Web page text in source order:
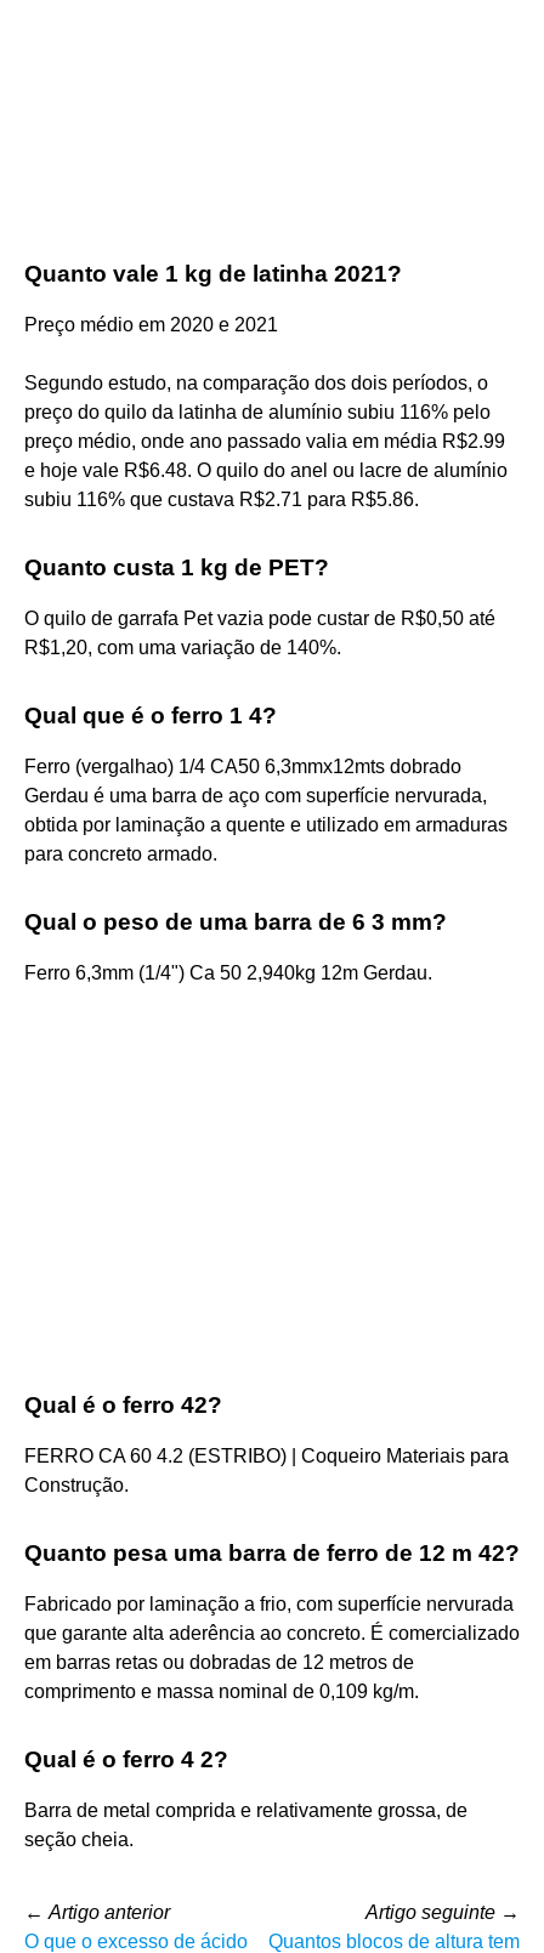
Quanto vale 1 kg de latinha 2021?
Preço médio em 2020 e 2021
Segundo estudo, na comparação dos dois períodos, o
preço do quilo da latinha de alumínio subiu 116% pelo
preço médio, onde ano passado valia em média R$2.99
e hoje vale R$6.48. O quilo do anel ou lacre de alumínio
subiu 116% que custava R$2.71 para R$5.86.
Quanto custa 1 kg de PET?
O quilo de garrafa Pet vazia pode custar de R$0,50 até
R$1,20, com uma variação de 140%.
Qual que é o ferro 1 4?
Ferro (vergalhao) 1/4 CA50 6,3mmx12mts dobrado
Gerdau é uma barra de aço com superfície nervurada,
obtida por laminação a quente e utilizado em armaduras
para concreto armado.
Qual o peso de uma barra de 6 3 mm?
Ferro 6,3mm (1/4") Ca 50 2,940kg 12m Gerdau.
Qual é o ferro 42?
FERRO CA 60 4.2 (ESTRIBO) | Coqueiro Materiais para
Construção.
Quanto pesa uma barra de ferro de 12 m 42?
Fabricado por laminação a frio, com superfície nervurada
que garante alta aderência ao concreto. É comercializado
em barras retas ou dobradas de 12 metros de
comprimento e massa nominal de 0,109 kg/m.
Qual é o ferro 4 2?
Barra de metal comprida e relativamente grossa, de
seção cheia.
← Artigo anterior
O que o excesso de ácido
Artigo seguinte →
Quantos blocos de altura tem